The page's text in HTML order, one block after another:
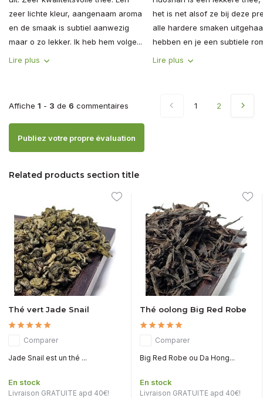
zeer lichte kleur, aangenaam aroma
en de smaak is subtiel aanwezig
maar o zo lekker. Ik heb hem volge...
Lire plus
het is net alsof ze bij deze
alle hardere smaken
hebben en je een subtiele
Lire plus
Affiche 1 - 3 de 6 commentaires 1 2
Publiez votre propre évaluation
Related products section title
Thé vert Jade Snail
Comparer
Jade Snail est un thé ...
En stock
Livraison GRATUITE apd 40€!
Thé oolong Big Red Robe
Comparer
Big Red Robe ou Da Hong...
En stock
Livraison GRATUITE apd 40€!